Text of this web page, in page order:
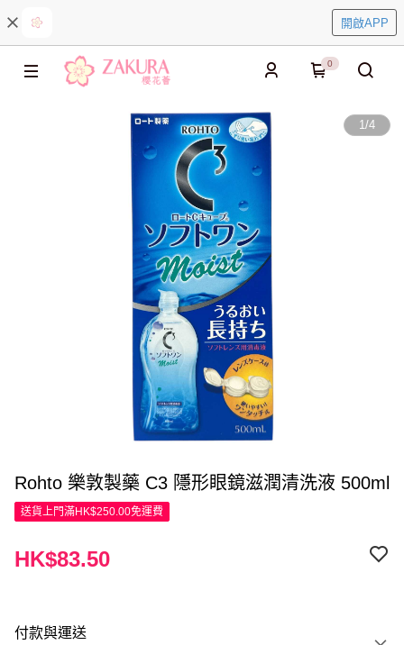
開啟APP
0
1/4
Rohto 樂敦製藥 C3 隱形眼鏡滋潤清洗液 500ml
送貨上門滿HK$250.00免運費
HK$83.50
付款與運送